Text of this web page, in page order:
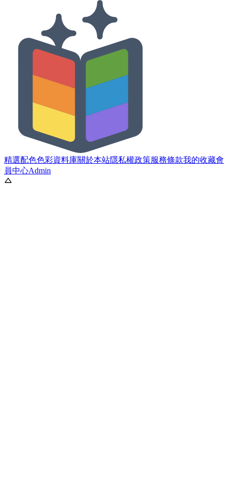
精選配色色彩資料庫關於本站隱私權政策服務條款我的收藏會
員中心Admin